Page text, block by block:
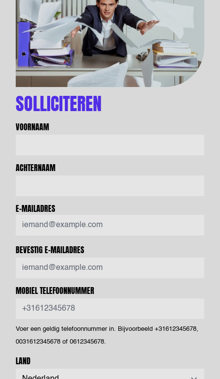
SOLLICITEREN
VOORNAAM
ACHTERNAAM
E-MAILADRES
BEVESTIG E-MAILADRES
MOBIEL TELEFOONNUMMER
Voer een geldig telefoonnummer in. Bijvoorbeeld +31612345678,
0031612345678 of 0612345678.
LAND